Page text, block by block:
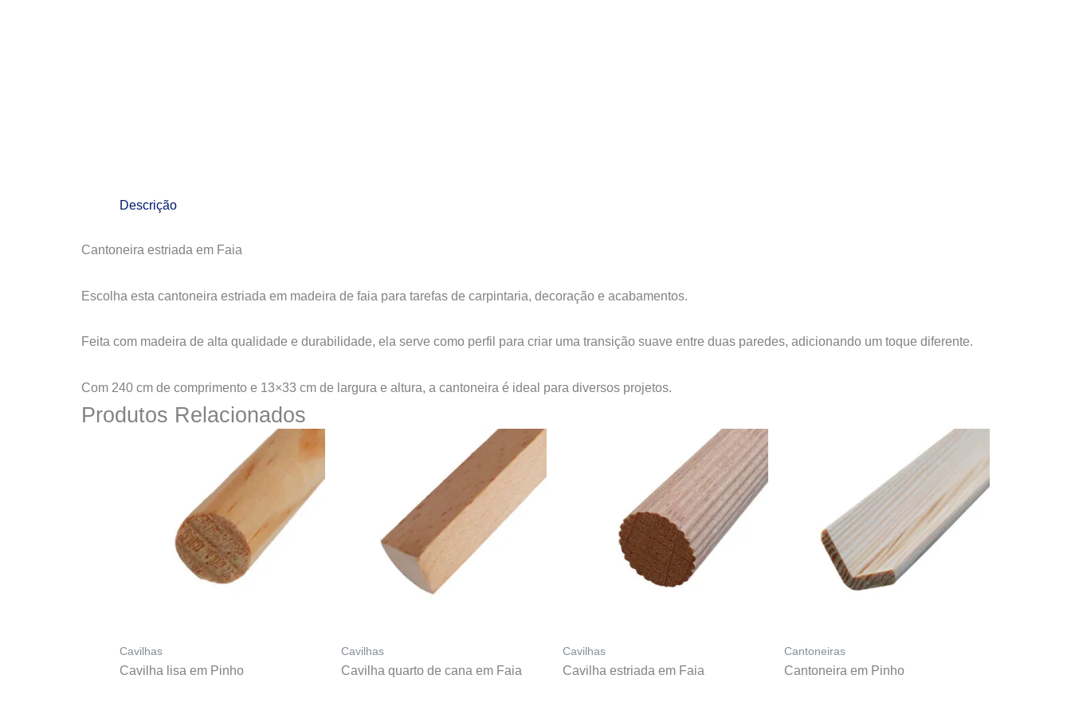
Descrição
Cantoneira estriada em Faia
Escolha esta cantoneira estriada em madeira de faia para tarefas de carpintaria, decoração e acabamentos.
Feita com madeira de alta qualidade e durabilidade, ela serve como perfil para criar uma transição suave entre duas paredes, adicionando um toque diferente.
Com 240 cm de comprimento e 13×33 cm de largura e altura, a cantoneira é ideal para diversos projetos.
Produtos Relacionados
Cavilhas
Cavilha lisa em Pinho
Cavilhas
Cavilha quarto de cana em Faia
Cavilhas
Cavilha estriada em Faia
Cantoneiras
Cantoneira em Pinho